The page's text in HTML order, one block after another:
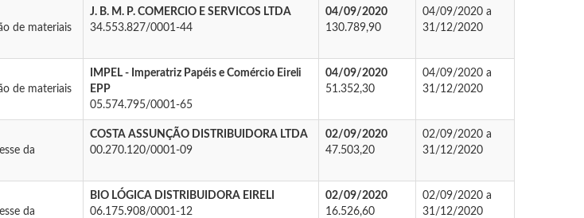
de materiais
J. B. M. P. COMERCIO E SERVICOS LTDA
34.553.827/0001-44
04/09/2020
130.789,90
04/09/2020 a
31/12/2020
de materiais
IMPEL - Imperatriz Papéis e Comércio Eireli
EPP
05.574.795/0001-65
04/09/2020
51.352,30
04/09/2020 a
31/12/2020
da
COSTA ASSUNÇÃO DISTRIBUIDORA LTDA
00.270.120/0001-09
02/09/2020
47.503,20
02/09/2020 a
31/12/2020
da
BIO LÓGICA DISTRIBUIDORA EIRELI
06.175.908/0001-12
02/09/2020
16.526,60
02/09/2020 a
31/12/2020